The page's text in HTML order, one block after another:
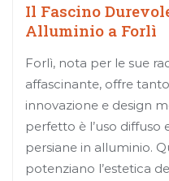
Il Fascino
Alluminio a Forlì
Forlì, nota per le sue
affascinante, offre
innovazione e design
perfetto è l’uso
persiane in alluminio.
potenziano l’estetica